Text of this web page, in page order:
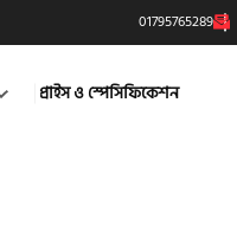
01795765289
প্রাইস ও স্পেসিফিকেশন